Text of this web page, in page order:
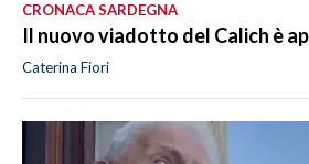
CRONACA SARDEGNA
Il nuovo viadotto del Calich è
Caterina Fiori